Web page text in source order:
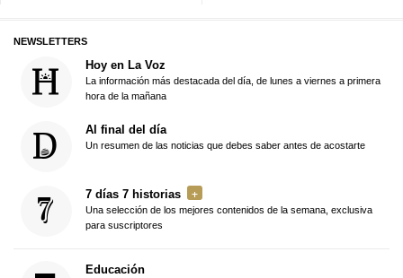
NEWSLETTERS
Hoy en La Voz
La información más destacada del día, de lunes a viernes a primera
hora de la mañana
Al final del día
Un resumen de las noticias que debes saber antes de acostarte
7 días 7 historias
Una selección de los mejores contenidos de la semana, exclusiva
para suscriptores
Educación